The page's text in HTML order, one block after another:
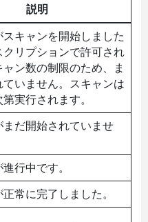
説明
キャンを開始しました
クリプションで許可され
ン数の制限のため、ま
いません。スキャンは
実行されます。
まだ開始されていませ
行中です。
常に完了しました。